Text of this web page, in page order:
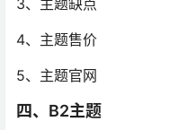
3、主题缺点
4、主题售价
5、主题官网
四、B2主题